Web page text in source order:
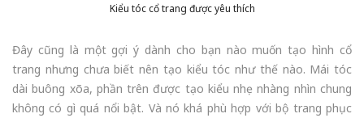
Kiểu tóc cổ trang được yêu thích
Đây cũng là một gợi ý dành cho bạn nào muốn tạo hình cổ
trang nhưng chưa biết nên tạo kiểu tóc như thế nào. Mái tóc
dài buông xõa, phần trên được tạo kiểu nhẹ nhàng nhìn chung
không có gì quá nổi bật. Và nó khá phù hợp với bộ trang phục